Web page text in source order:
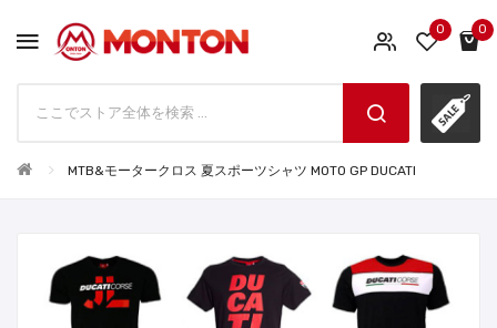
0 0
MTB&モータークロス 夏スポーツシャツ MOTO GP DUCATI